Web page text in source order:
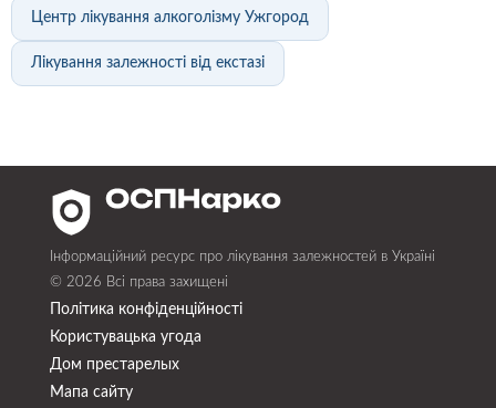
Центр лікування алкоголізму Ужгород
Лікування залежності від екстазі
Інформаційний ресурс про лікування залежностей в Україні
© 2026 Всі права захищені
Політика конфіденційності
Користувацька угода
Дом престарелых
Мапа сайту